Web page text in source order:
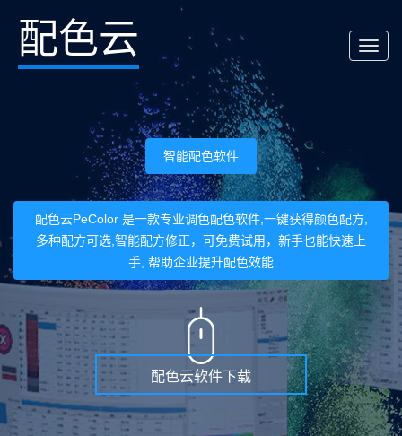
T
n
i
t
i
o
n
配色云
智能配色软件
配色云PeColor 是一款专业调色配色软件,一键获得颜色配方,
多种配方可选,智能配方修正，可免费试用，新手也能快速上
手, 帮助企业提升配色效能
配色云软件下载